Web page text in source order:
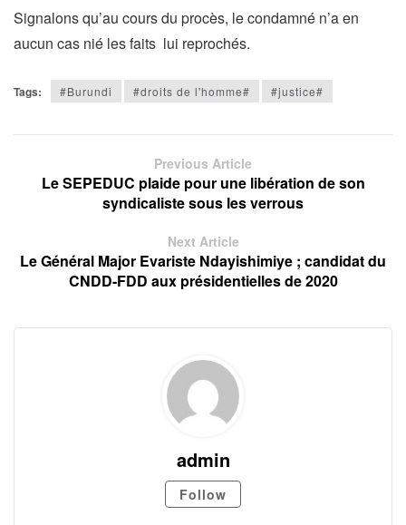
Signalons qu’au cours du procès, le condamné n’a en
aucun cas nié les faits lui reprochés.
Tags: #Burundi #droits de l'homme# #justice#
Previous Article
Le SEPEDUC plaide pour une libération de son
syndicaliste sous les verrous
Next Article
Le Général Major Evariste Ndayishimiye ; candidat du
CNDD-FDD aux présidentielles de 2020
admin
Follow